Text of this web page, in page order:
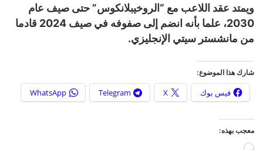
ويمتد عقد اللاعب مع “الروخيبلانكوس” حتى صيف عام
2030، علما بأنه انضم إلى صفوفه في صيف 2024 قادما
من مانشستر سيتي الإنجليزي.
شارك هذا الموضوع:
فيس بوك X
Telegram
WhatsApp
معجب بهذه: